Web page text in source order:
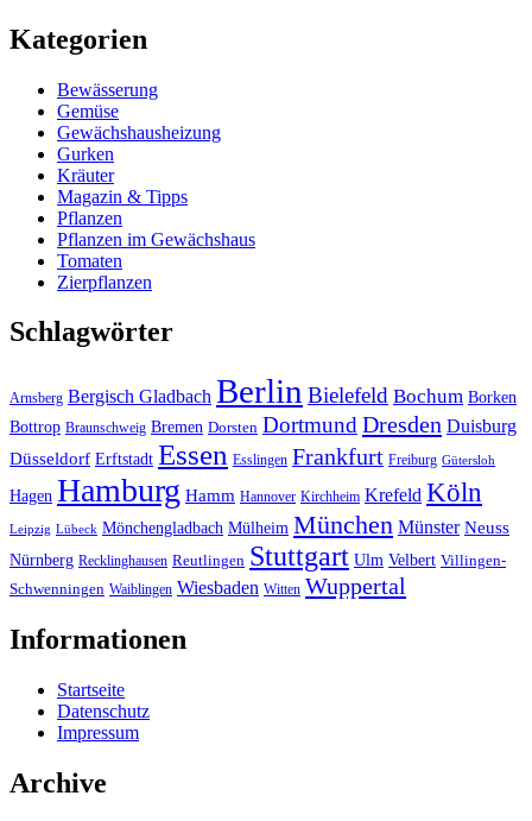
Kategorien
Bewässerung
Gemüse
Gewächshausheizung
Gurken
Kräuter
Magazin & Tipps
Pflanzen
Pflanzen im Gewächshaus
Tomaten
Zierpflanzen
Schlagwörter
Arnsberg Bergisch Gladbach Berlin Bielefeld Bochum Borken
Bottrop Braunschweig Bremen Dorsten DortmundDresden Duisburg
Düsseldorf Erftstadt Essen Esslingen Frankfurt Freiburg Gütersloh
Hagen Hamburg Hamm Hannover Kirchheim Krefeld Köln
Leipzig Lübeck Mönchengladbach Mülheim München Münster Neuss
Nürnberg Recklinghausen Reutlingen Stuttgart Ulm Velbert Villingen-
Schwenningen Waiblingen Wiesbaden Witten Wuppertal
Informationen
Startseite
Datenschutz
Impressum
Archive